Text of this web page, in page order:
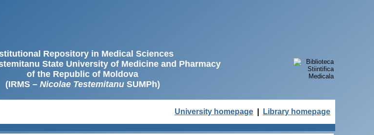
Repository in Medical Sciences
State University of Medicine and Pharmacy
of the Republic of Moldova
(IRMS – Nicolae TestemitanuSUMPh)
University homepage Library homepage